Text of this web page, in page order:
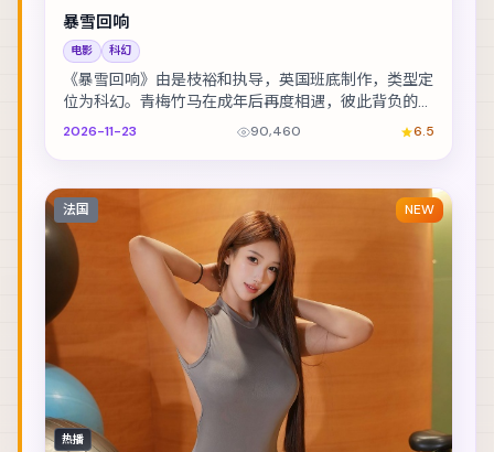
暴雪回响
电影 科幻
《暴雪回响》由是枝裕和执导，英国班底制作，类型定
位为科幻。青梅竹马在成年后再度相遇，彼此背负的身
份却水火不容。主演包括安藤樱、梁朝伟、古天乐 等...
2026-11-23 90,460 6.5
法国 NEW
热播